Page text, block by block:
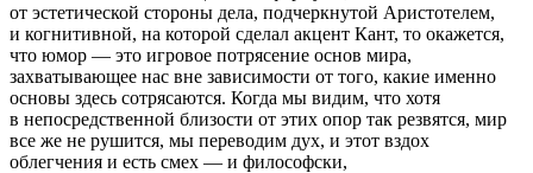
от эстетической стороны дела, подчеркнутой Аристотелем,
и когнитивной, на которой сделал акцент Кант, то окажется,
что юмор — это игровое потрясение основ мира,
захватывающее нас вне зависимости от того, какие именно
основы здесь сотрясаются. Когда мы видим, что хотя
в непосредственной близости от этих опор так резвятся, мир
все же не рушится, мы переводим дух, и этот вздох
облегчения и есть смех — и философски,